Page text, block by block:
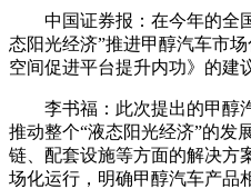
中国证券报：在今年的全
态阳光经济”推进甲醇汽车市
空间促进平台提升内功》的建
李书福：此次提出的甲醇
推动整个“液态阳光经济”的发
链、配套设施等方面的解决方
场化运行，明确甲醇汽车产品